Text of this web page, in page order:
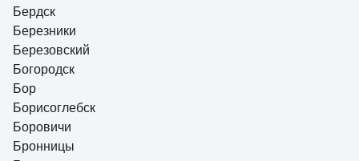
Бердск
Березники
Березовский
Богородск
Бор
Борисоглебск
Боровичи
Бронницы